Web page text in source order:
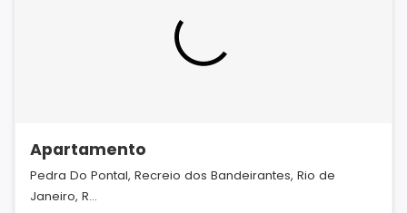
Apartamento
Pedra Do Pontal, Recreio dos Bandeirantes, Rio de
Janeiro, R...